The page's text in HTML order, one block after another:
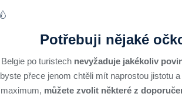
Potřebuji nějaké
Belgie po turistech nevyžaduje jakékoliv
byste přece jenom chtěli mít naprostou jistotu
maximum, můžete zvolit některé z